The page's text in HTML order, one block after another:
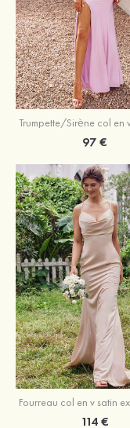
97 €
114 €